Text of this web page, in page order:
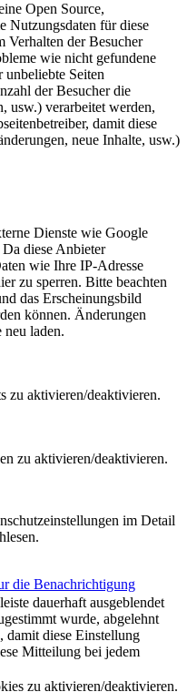
Open Source,
Nutzungsdaten für diese
Verhalten der Besucher
wie nicht gefundene
unbeliebte Seiten
der Besucher die
usw.) verarbeitet werden,
damit diese
neue Inhalte, usw.)
Dienste wie Google
diese Anbieter
wie Ihre IP-Adresse
zu sperren. Bitte beachten
das Erscheinungsbild
können. Änderungen
neu laden.
zu aktivieren/deaktivieren.
zu aktivieren/deaktivieren.
im Detail
die Benachrichtigung
dauerhaft ausgeblendet
wurde, abgelehnt
damit diese Einstellung
Mitteilung bei jedem
zu aktivieren/deaktivieren.